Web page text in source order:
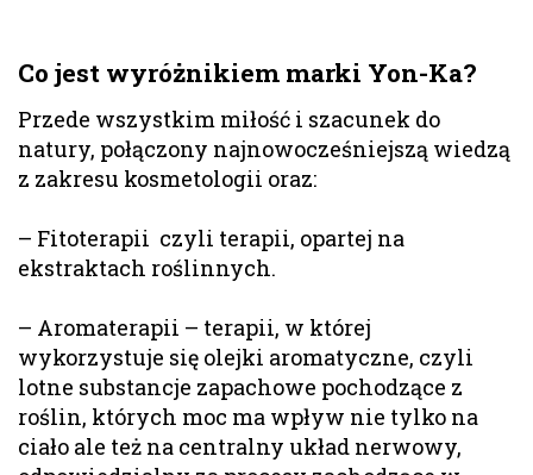
Co jest wyróżnikiem marki Yon-Ka?
Przede wszystkim miłość i szacunek do
natury, połączony najnowocześniejszą wiedzą
z zakresu kosmetologii oraz:
– Fitoterapii czyli terapii, opartej na
ekstraktach roślinnych.
– Aromaterapii – terapii, w której
wykorzystuje się olejki aromatyczne, czyli
lotne substancje zapachowe pochodzące z
roślin, których moc ma wpływ nie tylko na
ciało ale też na centralny układ nerwowy,